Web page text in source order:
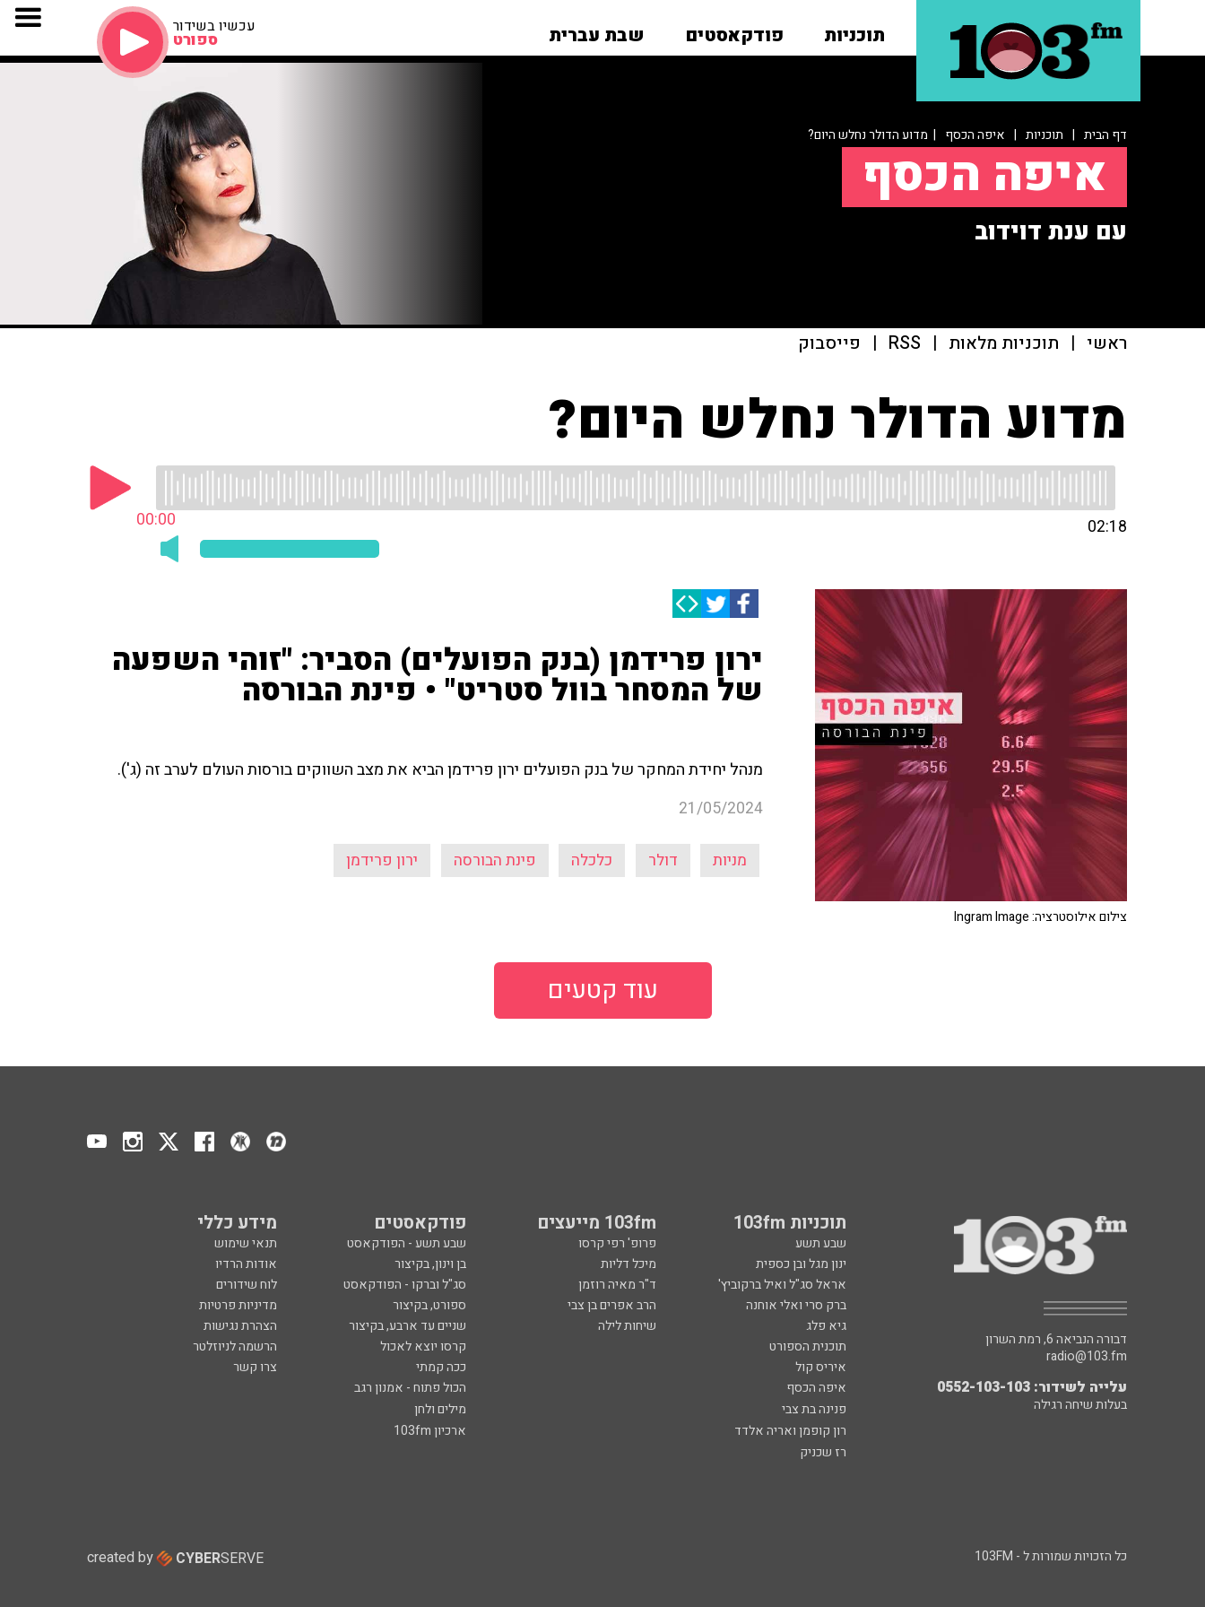
תוכניות פודקאסטים שבת עברית עכשיו בשידור
ספורט
דף הבית | תוכניות | איפה הכסף | מדוע הדולר נחלש היום?
איפה הכסף
עם ענת דוידוב
ראשי | תוכניות מלאות |
RSS
| פייסבוק
מדוע הדולר נחלש היום?
00:00 02:18
ירון פרידמן (בנק הפועלים) הסביר: "זוהי השפעה
של המסחר בוול סטריט" • פינת הבורסה
מנהל יחידת המחקר של בנק הפועלים ירון פרידמן הביא את מצב השווקים בורסות העולם לערב זה (ג').
21/05/2024
מניות דולר כלכלה פינת הבורסה ירון פרידמן
צילום אילוסטרציה: Ingram Image
עוד קטעים
תוכניות 103fm 103fm מייעצים פודקאסטים מידע כללי
שבע תשע פרופ' רפי קרסו שבע תשע - הפודקאסט
תנאי שימוש
ינון מגל ובן כספית
מיכל דליות בן וינון, בקיצור
אודות הרדיו
אראל סג"ל ואיל ברקוביץ'
ד"ר מאיה רוזמן סג"ל וברקו - הפודקאסט
לוח שידורים
ברק סרי ואלי אוחנה
הרב אפרים בן צבי ספורט, בקיצור
מדיניות פרטיות
גיא פלג
שיחות לילה שניים עד ארבע, בקיצור
הצהרת נגישות
תוכנית הספורט
קרסו יוצא לאכול
הרשמה לניוזלטר
איריס קול
ככה קמתי
צרו קשר
איפה הכסף
הכול פתוח - אמנון רגב
פנינה בת צבי
מילים ולחן
רון קופמן ואריה אלדד
ארכיון 103fm
רז שכניק
דבורה הנביאה 6, רמת השרון
radio@103.fm
עלייה לשידור: 0552-103-103
בעלות שיחה רגילה
כל הזכויות שמורות ל - 103FM created by CYBERSERVE